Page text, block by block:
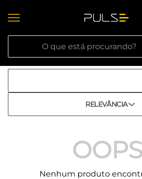
O que está procurando?
RELEVÂNCIA
Nenhum produto